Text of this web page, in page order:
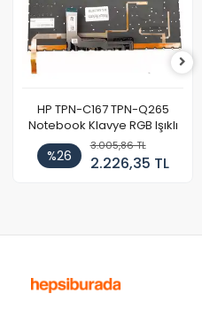
HP TPN-C167 TPN-Q265
Notebook Klavye RGB Işıklı
%26
3.005,86 TL
2.226,35 TL